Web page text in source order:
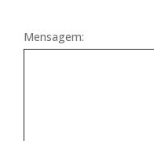
Mensagem: